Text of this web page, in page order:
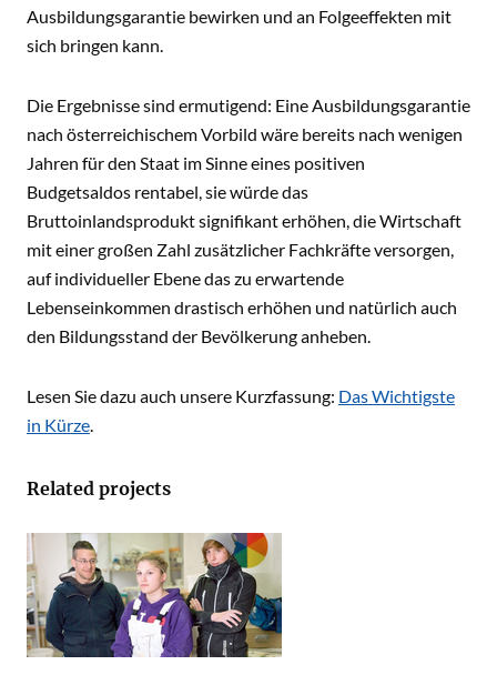
Ausbildungsgarantie bewirken und an Folgeeffekten mit
sich bringen kann.
Die Ergebnisse sind ermutigend: Eine Ausbildungsgarantie
nach österreichischem Vorbild wäre bereits nach wenigen
Jahren für den Staat im Sinne eines positiven
Budgetsaldos rentabel, sie würde das
Bruttoinlandsprodukt signifikant erhöhen, die Wirtschaft
mit einer großen Zahl zusätzlicher Fachkräfte versorgen,
auf individueller Ebene das zu erwartende
Lebenseinkommen drastisch erhöhen und natürlich auch
den Bildungsstand der Bevölkerung anheben.
Lesen Sie dazu auch unsere Kurzfassung: Das Wichtigste
in Kürze.
Related projects